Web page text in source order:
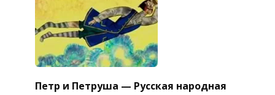
Петр и Петруша — Русская народная